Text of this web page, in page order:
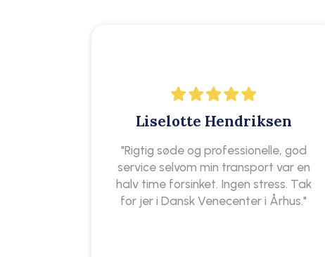
Liselotte Hendriksen
"Rigtig søde og professionelle, god
service selvom min transport var en
halv time forsinket. Ingen stress. Tak
for jer i Dansk Venecenter i Århus."